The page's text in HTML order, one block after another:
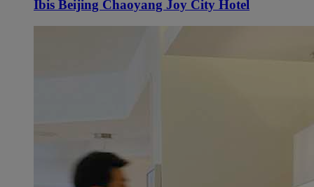
Ibis Beijing Chaoyang Joy City Hotel